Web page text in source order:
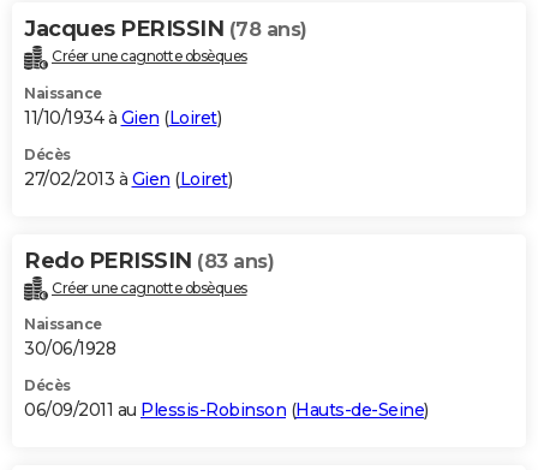
Jacques PERISSIN (78 ans)
Créer une cagnotte obsèques
Naissance
11/10/1934 à Gien (Loiret)
Décès
27/02/2013 à Gien (Loiret)
Redo PERISSIN (83 ans)
Créer une cagnotte obsèques
Naissance
30/06/1928
Décès
06/09/2011 au Plessis-Robinson (Hauts-de-Seine)